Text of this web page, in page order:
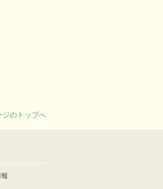
のトップへ